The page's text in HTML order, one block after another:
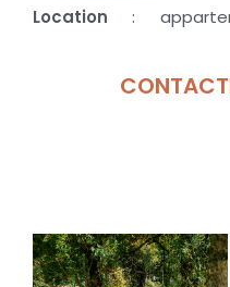
Location :
Estimation: une